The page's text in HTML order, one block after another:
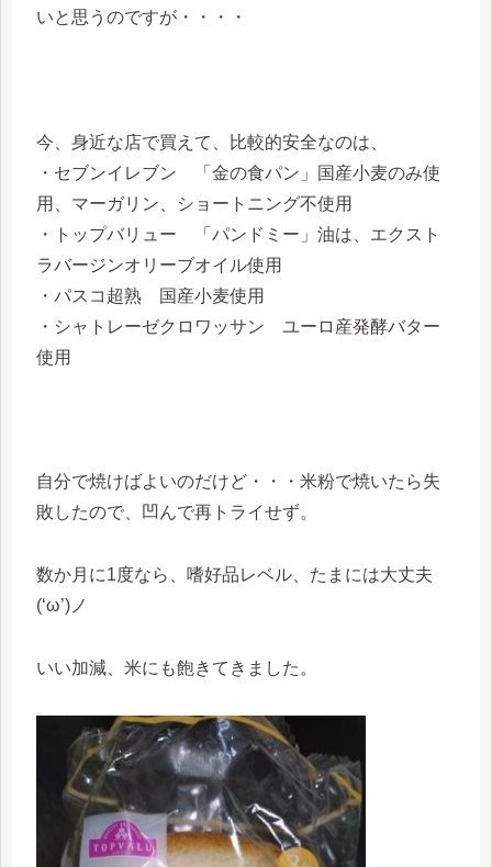
いと思うのですが・・・・
今、身近な店で買えて、比較的安全なのは、
・セブンイレブン 「金の食パン」国産小麦のみ使
用、マーガリン、ショートニング不使用
・トップバリュー 「パンドミー」油は、エクスト
ラバージンオリーブオイル使用
・パスコ超熟 国産小麦使用
・シャトレーゼクロワッサン ユーロ産発酵バター
使用
自分で焼けばよいのだけど・・・米粉で焼いたら失
敗したので、凹んで再トライせず。
数か月に1度なら、嗜好品レベル、たまには大丈夫
(‘ω’)ノ
いい加減、米にも飽きてきました。